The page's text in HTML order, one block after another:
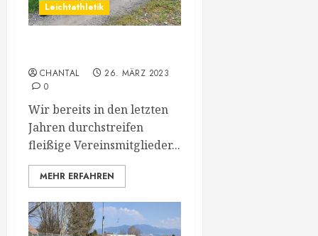
Leichtathletik
CHANTAL
26. MÄRZ 2023
0
Wir bereits in den letzten
Jahren durchstreifen
fleißige Vereinsmitglieder...
MEHR ERFAHREN